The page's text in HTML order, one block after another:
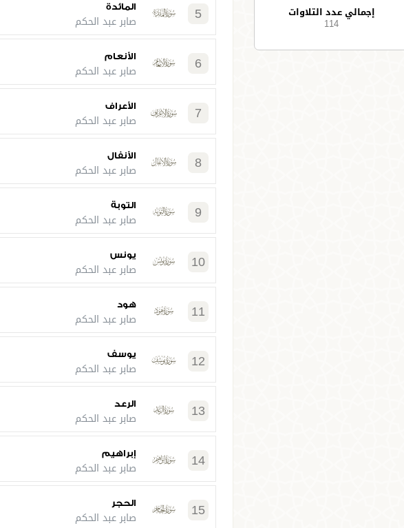
إجمالي عدد التلاوات
114
5 المائدة
صابر عبد الحكم
6 الأنعام
صابر عبد الحكم
7 الأعراف
صابر عبد الحكم
8 الأنفال
صابر عبد الحكم
9 التوبة
صابر عبد الحكم
10 يونس
صابر عبد الحكم
11 هود
صابر عبد الحكم
12 يوسف
صابر عبد الحكم
13 الرعد
صابر عبد الحكم
14 إبراهيم
صابر عبد الحكم
15 الحجر
صابر عبد الحكم